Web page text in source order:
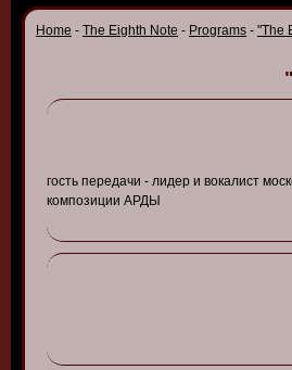
Home - The Eighth Note - Programs - "The
гость передачи - лидер и вокалист
композиции АРДЫ